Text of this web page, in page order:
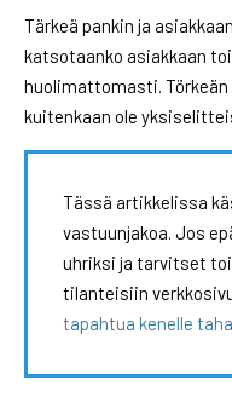
Tärkeä pankin ja
katsotaanko asiakkaan
huolimattomasti.
kuitenkaan ole
Tässä artikkelissa
vastuunjakoa. Jos
uhriksi ja tarvitset
tilanteisiin
tapahtua kenelle